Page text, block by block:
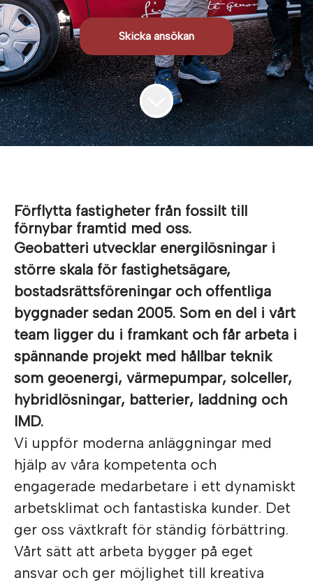
Skicka ansökan
Förflytta fastigheter från fossilt till
förnybar framtid med oss.
Geobatteri utvecklar energilösningar i
större skala för fastighetsägare,
bostadsrättsföreningar och offentliga
byggnader sedan 2005. Som en del i vårt
team ligger du i framkant och får arbeta i
spännande projekt med hållbar teknik
som geoenergi, värmepumpar, solceller,
hybridlösningar, batterier, laddning och
IMD.
Vi uppför moderna anläggningar med
hjälp av våra kompetenta och
engagerade medarbetare i ett dynamiskt
arbetsklimat och fantastiska kunder. Det
ger oss växtkraft för ständig förbättring.
Vårt sätt att arbeta bygger på eget
ansvar och ger möjlighet till kreativa